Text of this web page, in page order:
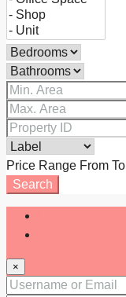
Price Range From To
Search
×